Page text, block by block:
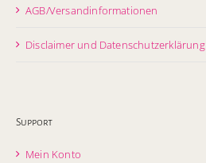
AGB/Versandinformationen
Disclaimer und Datenschutzerklärung
Support
Mein Konto